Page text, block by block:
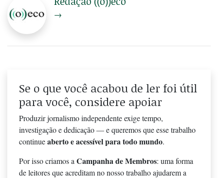
→
Se o que você acabou de ler foi útil
para você, considere apoiar
Produzir jornalismo independente exige tempo,
investigação e dedicação — e queremos que esse trabalho
continueaberto e acessível para todo mundo.
Por isso criamos a Campanha de Membros: uma forma
de leitores que acreditam no nosso trabalho ajudarem a